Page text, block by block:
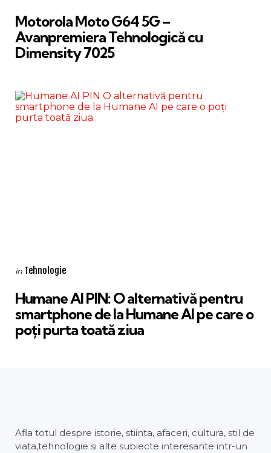
Motorola Moto G64 5G –
Avanpremiera Tehnologică cu
Dimensity 7025
Categories
Posted
in Tehnologie
Humane AI PIN: O alternativă pentru
smartphone de la Humane AI pe care o
poți purta toată ziua
Afla totul despre istorie, stiinta, afaceri, cultura, stil de
viata,tehnologie si alte subiecte interesante intr-un